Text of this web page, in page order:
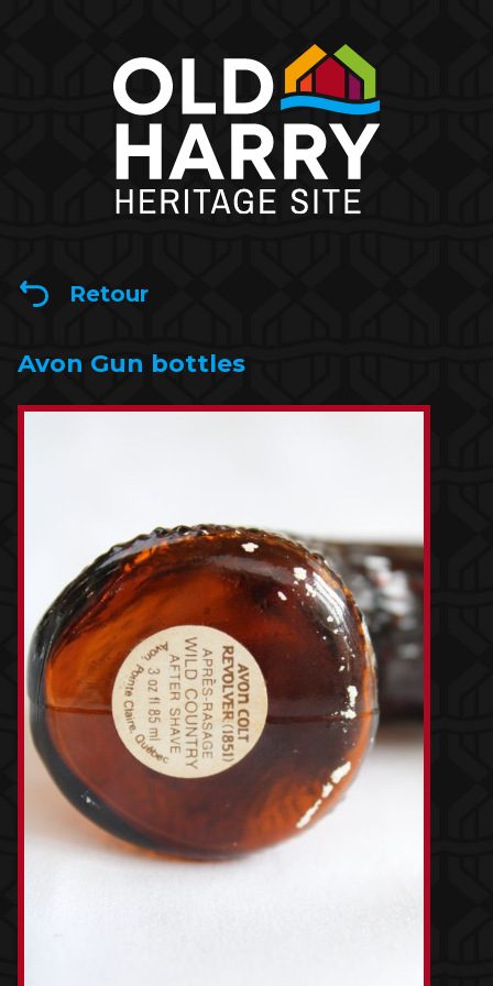
Retour
Avon Gun bottles